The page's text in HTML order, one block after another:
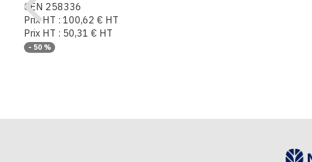
CEN 258336
Prix HT : 100,62 € HT
Prix HT : 50,31 € HT
- 50 %